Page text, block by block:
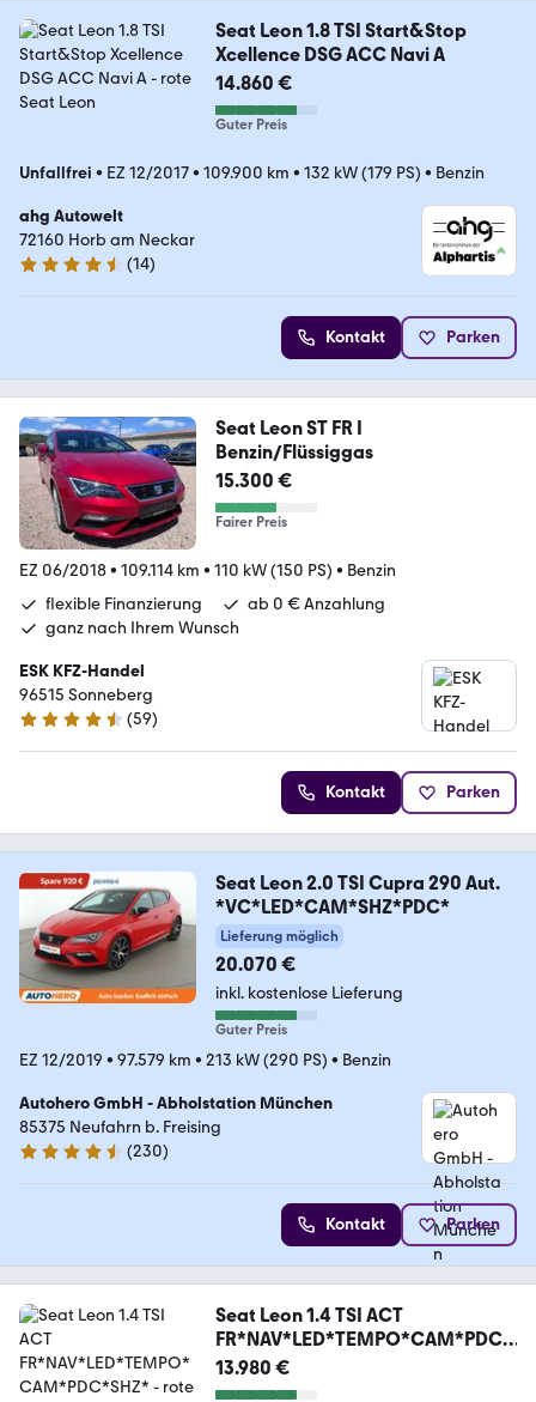
Seat Leon 1.8 TSI Start&Stop
Xcellence DSG ACC Navi A
14.860 €
Guter Preis
Unfallfrei • EZ 12/2017• 109.900 km • 132 kW (179 PS) • Benzin
ahg Autowelt
72160 Horb am Neckar
4.3 Sterne
(14)
Kontakt Parken
Seat Leon ST FR I
Benzin/Flüssiggas
15.300 €
Fairer Preis
EZ 06/2018• 109.114 km • 110 kW (150 PS) • Benzin
flexible Finanzierung
ab 0 € Anzahlung
ganz nach Ihrem Wunsch
ESK KFZ-Handel
96515 Sonneberg
4.7 Sterne
(59)
Kontakt Parken
Seat Leon 2.0 TSI Cupra 290 Aut.
*VC*LED*CAM*SHZ*PDC*
Lieferung möglich
20.070 €
inkl. kostenlose Lieferung
Guter Preis
EZ 12/2019 • 97.579 km • 213 kW (290 PS) • Benzin
Autohero GmbH - Abholstation München
85375 Neufahrn b. Freising
4.4 Sterne
(230)
Kontakt Parken
Seat Leon 1.4 TSI ACT
FR*NAV*LED*TEMPO*CAM*PDC*
SHZ*
13.980 €